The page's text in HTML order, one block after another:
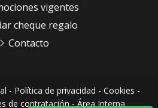
vigentes
cheque regalo
Contacto
- Política de privacidad - Cookies -
de contratación-Área Interna